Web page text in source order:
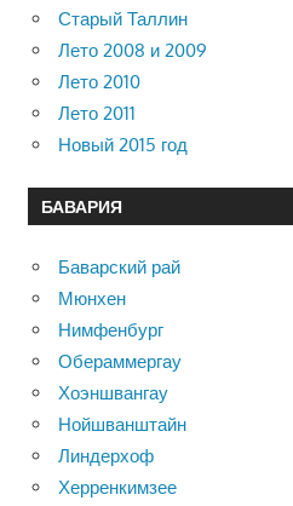
Старый Таллин
Лето 2008 и 2009
Лето 2010
Лето 2011
Новый 2015 год
БАВАРИЯ
Баварский рай
Мюнхен
Нимфенбург
Обераммергау
Хоэншвангау
Нойшванштайн
Линдерхоф
Херренкимзее